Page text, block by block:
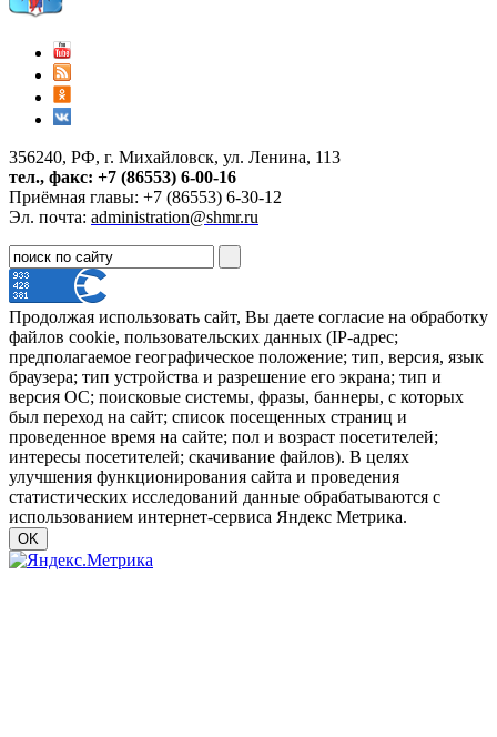
356240, РФ, г. Михайловск, ул. Ленина, 113
тел., факс: +7 (86553) 6-00-16
Приёмная главы: +7 (86553) 6-30-12
Эл. почта: administration@shmr.ru
Продолжая использовать сайт, Вы даете согласие на обработку
файлов cookie, пользовательских данных (IP-адрес;
предполагаемое географическое положение; тип, версия, язык
браузера; тип устройства и разрешение его экрана; тип и
версия ОС; поисковые системы, фразы, баннеры, с которых
был переход на сайт; список посещенных страниц и
проведенное время на сайте; пол и возраст посетителей;
интересы посетителей; скачивание файлов). В целях
улучшения функционирования сайта и проведения
статистических исследований данные обрабатываются с
использованием интернет-сервиса Яндекс Метрика.
OK